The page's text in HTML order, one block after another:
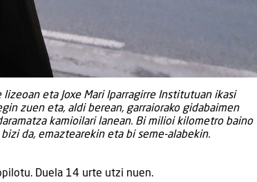
eta Joxe Mari Iparragirre Institutuan ikasi
zuen eta, aldi berean, garraiorako gidabaimen
kamioilari lanean. Bi milioi kilometro baino
da, emaztearekin eta bi seme-alabekin.
Duela 14 urte utzi nuen.